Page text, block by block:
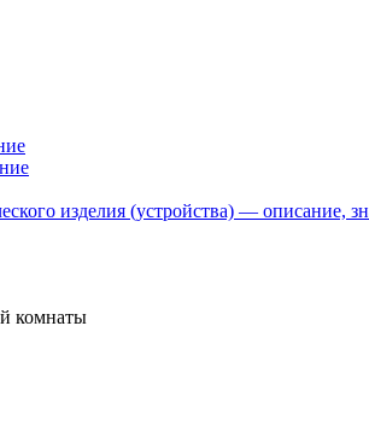
изделия (устройства) — описание,
комнаты